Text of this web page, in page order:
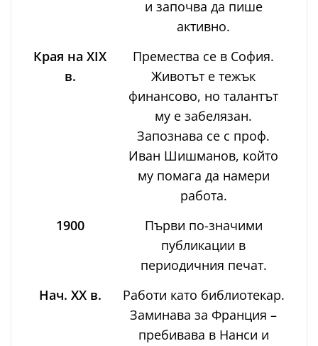
и започва да пише
активно.
Края на XIX
в.
Премества се в София.
Животът е тежък
финансово, но талантът
му е забелязан.
Запознава се с проф.
Иван Шишманов, който
му помага да намери
работа.
1900
Първи по-значими
публикации в
периодичния печат.
Нач. XX в.
Работи като библиотекар.
Заминава за Франция –
пребивава в Нанси и